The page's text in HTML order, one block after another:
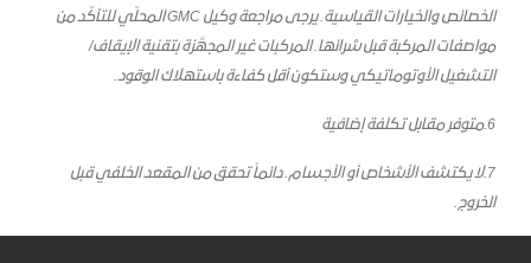
الخصائص والخيارات القياسية. يرجى مراجعة وكيل GMC المحلّي للتأكّد من
مواصفات المركبة قبل شرائها. المركبات غير المجهَّزة بتقنية الإيقاف/
التشغيل الأوتوماتيكي وستكون أقل كفاءة باستهلاك الوقود.
6.متوفر مقابل تكلفة إضافية
7.لا يكتشف الأشخاص أو الأجسام. دائماً تحقق من المقعد الخلفي قبل
الخروج.